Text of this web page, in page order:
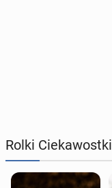
Rolki Ciekawostki